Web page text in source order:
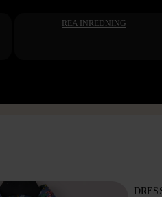
REA INREDNING